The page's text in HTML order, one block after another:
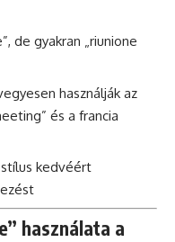
de gyakran „riunione
használják az
és a francia
kedvéért
használata a